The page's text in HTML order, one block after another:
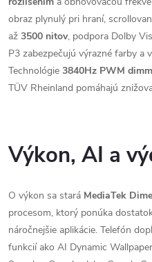
obraz plynulý pri hraní,
až 3500 nitov, podpora Dolby
P3 zabezpečujú výrazné farby a
Technológie 3840Hz PWM
TÜV Rheinland pomáhajú
Výkon, AI a
O výkon sa stará MediaTek
procesom, ktorý ponúka
náročnejšie aplikácie. Telefón
funkcií ako AI Dynamic